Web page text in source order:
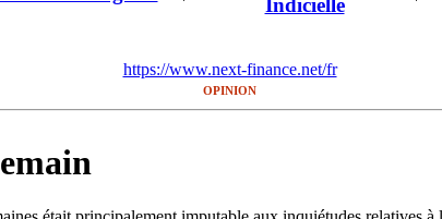
Indicielle
https://www.next-finance.net/fr
OPINION